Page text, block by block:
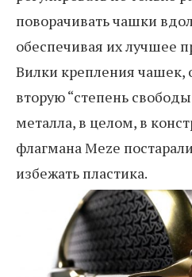
поворачивать чашки
обеспечивая их лучшее
Вилки крепления
вторую “степень
металла, в целом, в
флагмана Meze
избежать пластика.